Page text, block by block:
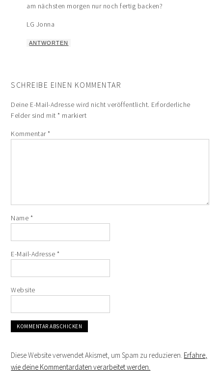
am nächsten morgen nur noch fertig backen?
LG Jonna
ANTWORTEN
SCHREIBE EINEN KOMMENTAR
Deine E-Mail-Adresse wird nicht veröffentlicht. Erforderliche
Felder sind mit* markiert
Kommentar*
Name *
E-Mail-Adresse *
Website
Diese Website verwendet Akismet, um Spam zu reduzieren. Erfahre,
wie deine Kommentardaten verarbeitet werden.